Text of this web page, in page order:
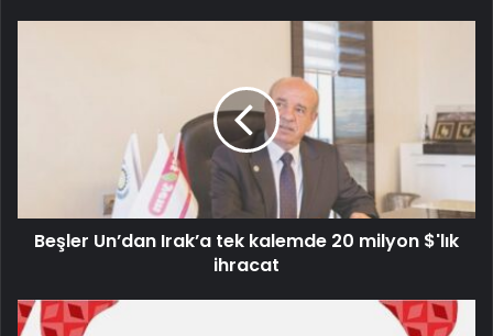
Beşler Un’dan Irak’a tek kalemde 20 milyon $'lık
ihracat